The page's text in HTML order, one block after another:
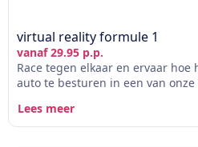
virtual reality formule 1
vanaf 29.95 p.p.
Race tegen elkaar en ervaar hoe
auto te besturen in een van onze
Lees meer